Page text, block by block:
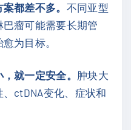
都差不多。 不同亚型
瘤可能需要长期管
为目标。
就一定安全。 肿块大
ctDNA变化、症状和